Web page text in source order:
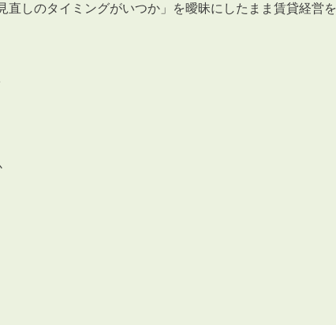
直しのタイミングがいつか」を曖昧にしたまま賃貸経営